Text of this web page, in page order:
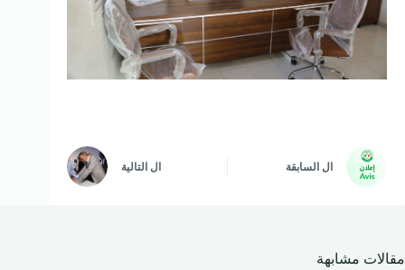
ال السابقة ال التالية
مقالات مشابهة